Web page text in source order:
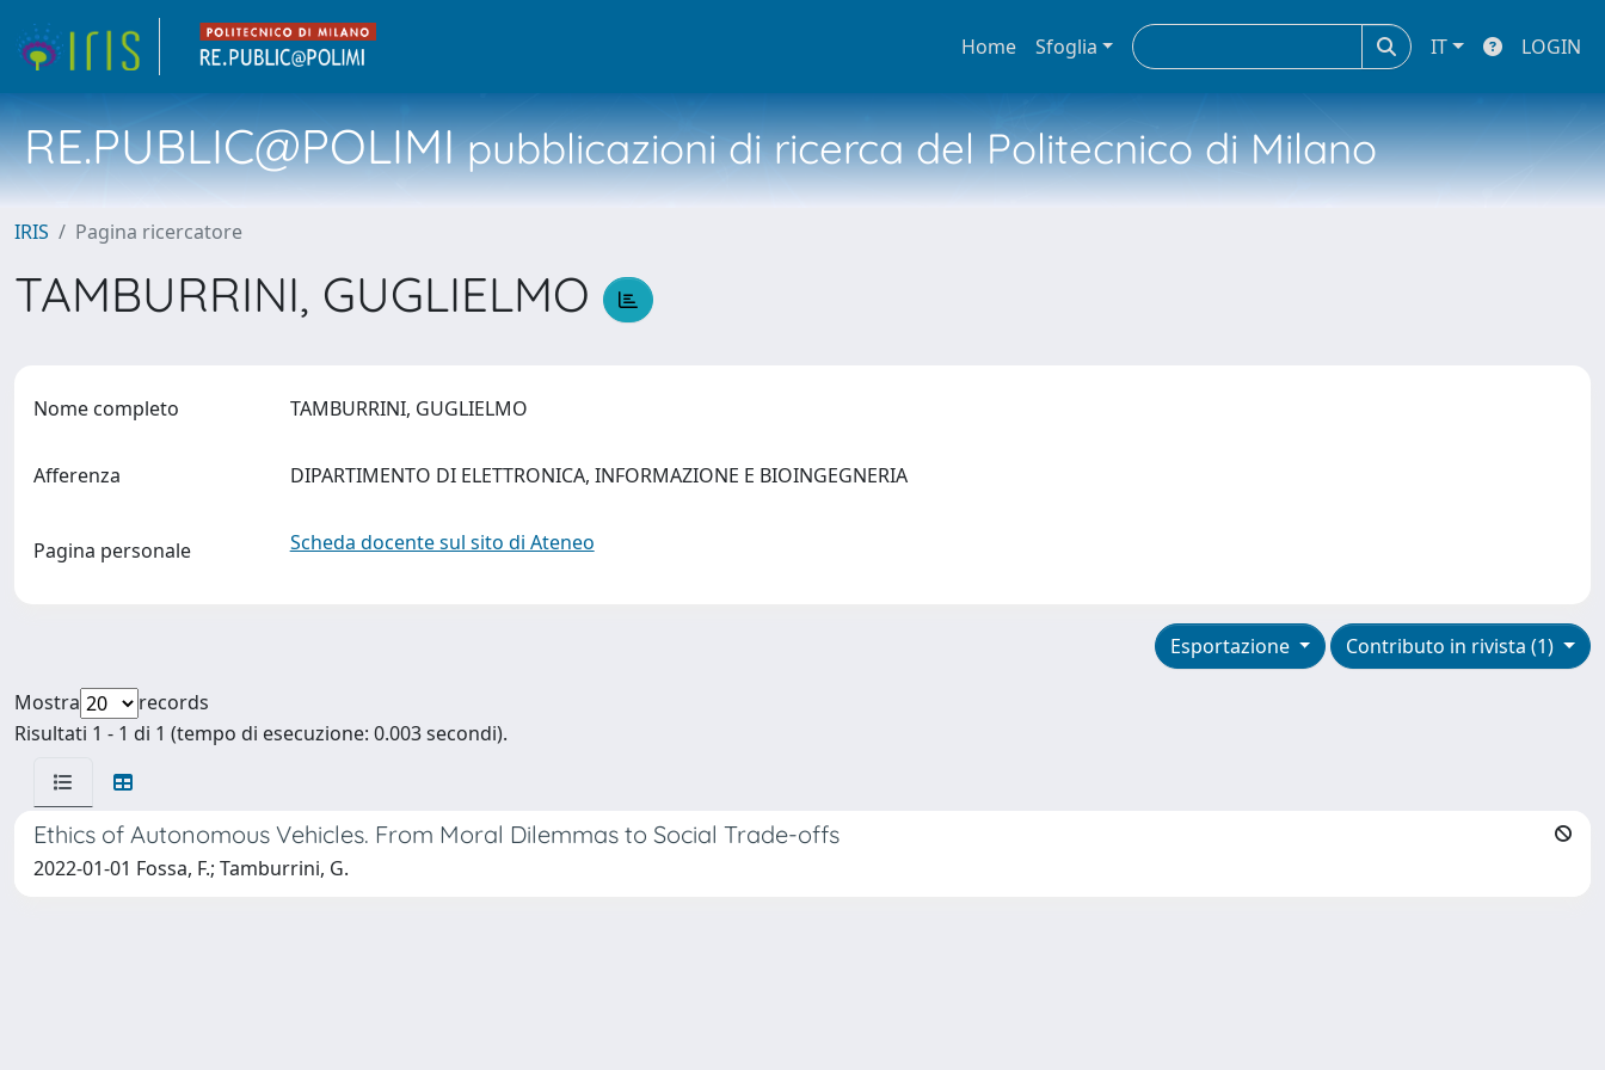
Home Sfoglia IT LOGIN
RE.PUBLIC@POLIMIpubblicazioni di ricerca del Politecnico di Milano
IRIS Pagina ricercatore
TAMBURRINI, GUGLIELMO
Nome completo TAMBURRINI, GUGLIELMO
Afferenza DIPARTIMENTO DI ELETTRONICA, INFORMAZIONE E BIOINGEGNERIA
Pagina personale Scheda docente sul sito di Ateneo
Contributo in rivista (1)
Esportazione
Mostra
records
Risultati 1 - 1 di 1 (tempo di esecuzione: 0.003 secondi).
Ethics of Autonomous Vehicles. From Moral Dilemmas to Social Trade-offs
2022-01-01 Fossa, F.; Tamburrini, G.